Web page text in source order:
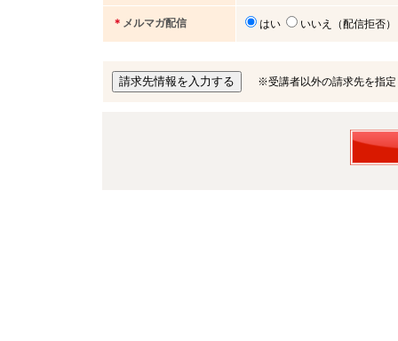
＊ メルマガ配信 はい いいえ（配信拒否）
※受講者以外の請求先を指定